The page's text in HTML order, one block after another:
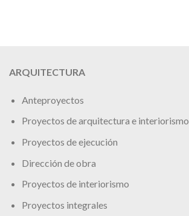
ARQUITECTURA
Anteproyectos
Proyectos de arquitectura e interiorismo
Proyectos de ejecución
Dirección de obra
Proyectos de interiorismo
Proyectos integrales